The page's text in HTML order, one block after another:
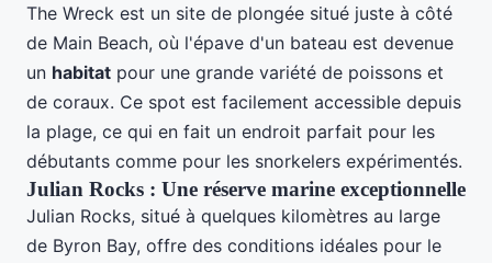
The Wreck est un site de plongée situé juste à côté
de Main Beach, où l'épave d'un bateau est devenue
un habitat pour une grande variété de poissons et
de coraux. Ce spot est facilement accessible depuis
la plage, ce qui en fait un endroit parfait pour les
débutants comme pour les snorkelers expérimentés.
Julian Rocks : Une réserve marine exceptionnelle
Julian Rocks, situé à quelques kilomètres au large
de Byron Bay, offre des conditions idéales pour le